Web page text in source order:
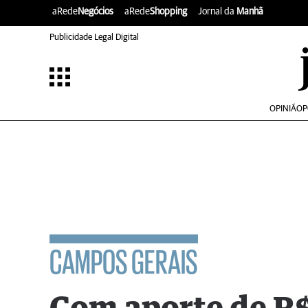
aRedeNegócios aRedeShopping Jornal da Manhã
Publicidade Legal Digital
OPINIÃO
CAMPOS GERAIS